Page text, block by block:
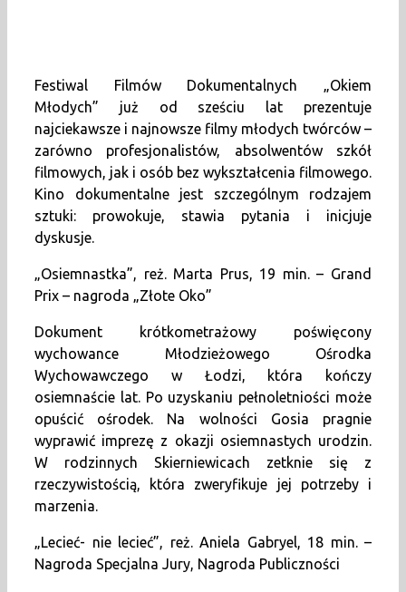
Festiwal Filmów Dokumentalnych „Okiem
Młodych” już od sześciu lat prezentuje
najciekawsze i najnowsze filmy młodych twórców –
zarówno profesjonalistów, absolwentów szkół
filmowych, jak i osób bez wykształcenia filmowego.
Kino dokumentalne jest szczególnym rodzajem
sztuki: prowokuje, stawia pytania i inicjuje
dyskusje.
„Osiemnastka”, reż. Marta Prus, 19 min. – Grand
Prix – nagroda „Złote Oko”
Dokument krótkometrażowy poświęcony
wychowance Młodzieżowego Ośrodka
Wychowawczego w Łodzi, która kończy
osiemnaście lat. Po uzyskaniu pełnoletniości może
opuścić ośrodek. Na wolności Gosia pragnie
wyprawić imprezę z okazji osiemnastych urodzin.
W rodzinnych Skierniewicach zetknie się z
rzeczywistością, która zweryfikuje jej potrzeby i
marzenia.
„Lecieć- nie lecieć”, reż. Aniela Gabryel, 18 min. –
Nagroda Specjalna Jury, Nagroda Publiczności